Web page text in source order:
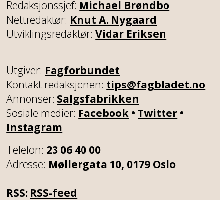
Redaksjonssjef: Michael Brøndbo
Nettredaktør: Knut A. Nygaard
Utviklingsredaktør:Vidar Eriksen
Utgiver: Fagforbundet
Kontakt redaksjonen: tips@fagbladet.no
Annonser: Salgsfabrikken
Sosiale medier: Facebook • Twitter •
Instagram
Telefon: 23 06 40 00
Adresse: Møllergata 10, 0179 Oslo
RSS: RSS-feed